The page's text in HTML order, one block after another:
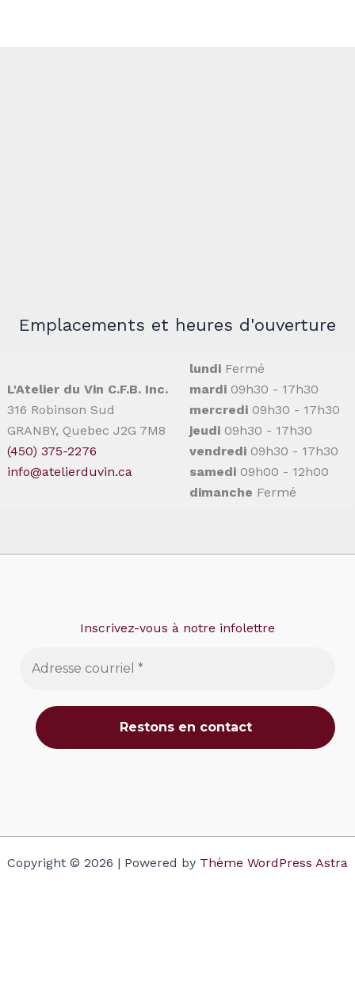
Emplacements et heures d'ouverture
L'Atelier du Vin C.F.B. Inc.
316 Robinson Sud
GRANBY, Quebec J2G 7M8
(450) 375-2276
info@atelierduvin.ca
lundi Fermé
mardi 09h30 - 17h30
mercredi 09h30 - 17h30
jeudi 09h30 - 17h30
vendredi 09h30 - 17h30
samedi 09h00 - 12h00
dimanche Fermé
Inscrivez-vous à notre infolettre
Copyright © 2026 | Powered by Thème WordPress Astra